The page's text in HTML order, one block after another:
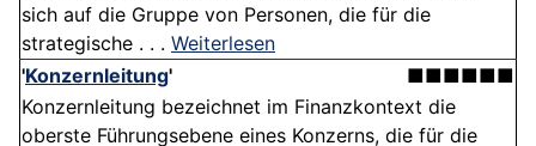
sich auf die Gruppe von Personen, die für die
strategische . . . Weiterlesen
'Konzernleitung'
■■■■■■
Konzernleitung bezeichnet im Finanzkontext die
oberste Führungsebene eines Konzerns, die für die